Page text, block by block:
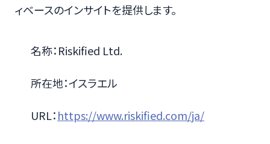
ィベースのインサイトを提供します。
名称：Riskified Ltd.
所在地：イスラエル
URL：https://www.riskified.com/ja/